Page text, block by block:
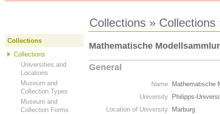
Collections » Collections
Collections
Collections
Universities and
Locations
Museum and
Collection Types
Museum and
Collection Forms
Mathematische
General
Name
Mathematische
University
Philipps-
Location of University
Marburg